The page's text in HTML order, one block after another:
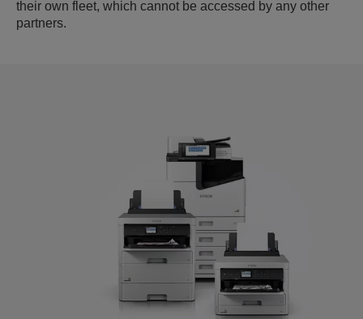
their own fleet, which cannot be accessed by any other
partners.